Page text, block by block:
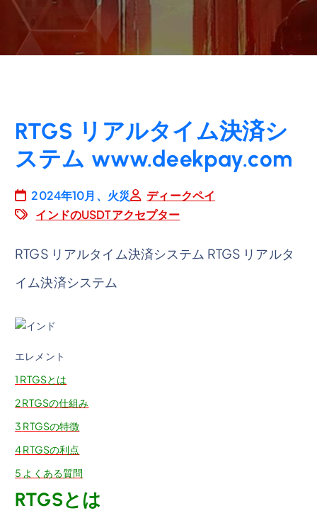
RTGS リアルタイム決済シ
ステム www.deekpay.com
2024年10月、火災
ディークペイ
インドのUSDTアクセプター
RTGS リアルタイム決済システム RTGS リアルタ
イム決済システム
エレメント
1 RTGSとは
2RTGSの仕組み
3 RTGSの特徴
4RTGSの利点
5 よくある質問
RTGSとは